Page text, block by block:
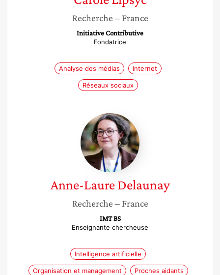
Recherche – France
Initiative Contributive
Fondatrice
Analyse des médias Internet
Réseaux sociaux
Anne-
Laure
Delaunay
Anne-Laure Delaunay
Recherche – France
IMT BS
Enseignante chercheuse
Intelligence artificielle
Organisation et management Proches aidants